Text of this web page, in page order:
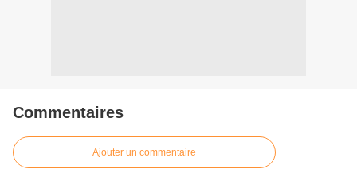
Commentaires
Ajouter un commentaire